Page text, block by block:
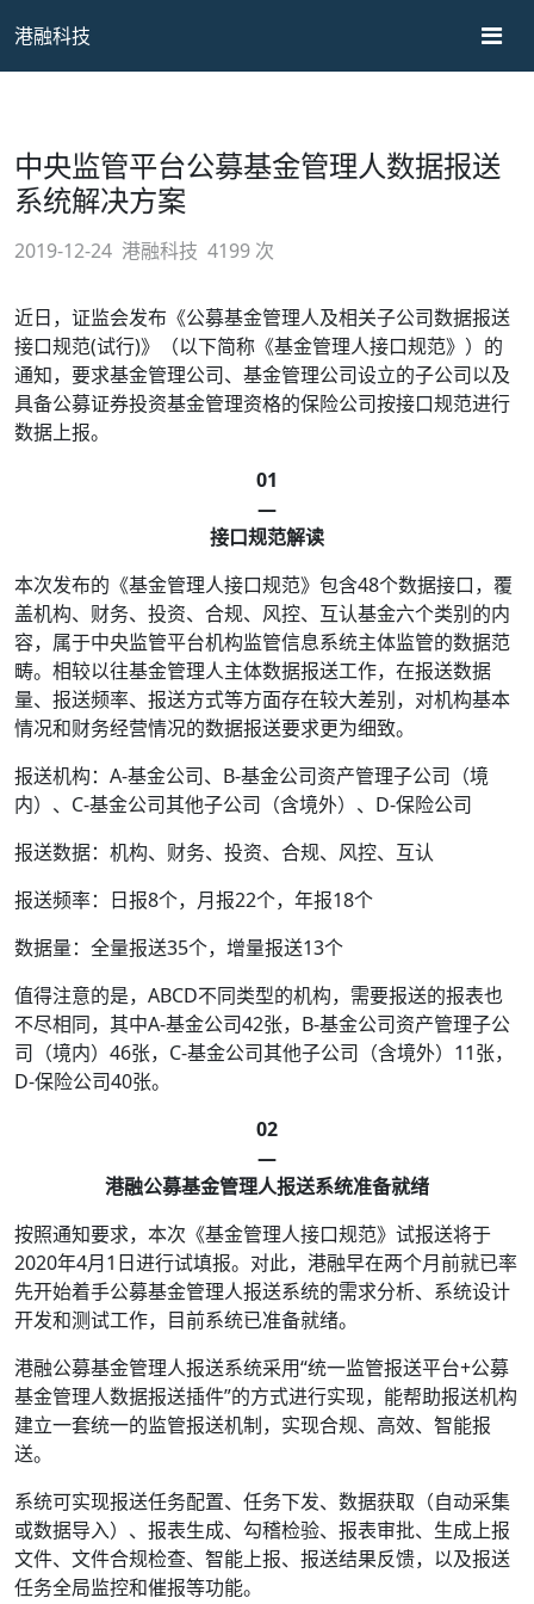
港融科技
中央监管平台公募基金管理人数据报送
系统解决方案
2019-12-24 港融科技 4199 次
近日，证监会发布《公募基金管理人及相关子公司数据报送
接口规范(试行)》（以下简称《基金管理人接口规范》）的
通知，要求基金管理公司、基金管理公司设立的子公司以及
具备公募证券投资基金管理资格的保险公司按接口规范进行
数据上报。
01
—
接口规范解读
本次发布的《基金管理人接口规范》包含48个数据接口，覆
盖机构、财务、投资、合规、风控、互认基金六个类别的内
容，属于中央监管平台机构监管信息系统主体监管的数据范
畴。相较以往基金管理人主体数据报送工作，在报送数据
量、报送频率、报送方式等方面存在较大差别，对机构基本
情况和财务经营情况的数据报送要求更为细致。
报送机构：A-基金公司、B-基金公司资产管理子公司（境
内）、C-基金公司其他子公司（含境外）、D-保险公司
报送数据：机构、财务、投资、合规、风控、互认
报送频率：日报8个，月报22个，年报18个
数据量：全量报送35个，增量报送13个
值得注意的是，ABCD不同类型的机构，需要报送的报表也
不尽相同，其中A-基金公司42张，B-基金公司资产管理子公
司（境内）46张，C-基金公司其他子公司（含境外）11张，
D-保险公司40张。
02
—
港融公募基金管理人报送系统准备就绪
按照通知要求，本次《基金管理人接口规范》试报送将于
2020年4月1日进行试填报。对此，港融早在两个月前就已率
先开始着手公募基金管理人报送系统的需求分析、系统设计
开发和测试工作，目前系统已准备就绪。
港融公募基金管理人报送系统采用“统一监管报送平台+公募
基金管理人数据报送插件”的方式进行实现，能帮助报送机构
建立一套统一的监管报送机制，实现合规、高效、智能报
送。
系统可实现报送任务配置、任务下发、数据获取（自动采集
或数据导入）、报表生成、勾稽检验、报表审批、生成上报
文件、文件合规检查、智能上报、报送结果反馈，以及报送
任务全局监控和催报等功能。